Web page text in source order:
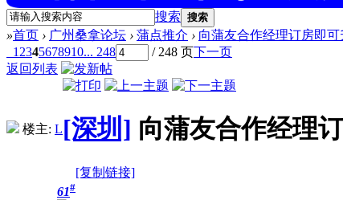
搜索 搜索
»首页 › 广州桑拿论坛 › 蒲点推介 › 向蒲友合作经理订房即
1 2345678910... 248 / 248 页下一页
返回列表
楼主: L[深圳] 向蒲友合作经理
[复制链接]
61#